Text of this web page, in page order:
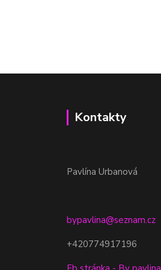
Kontakty
Pavlína Urbanová
bypavlina@seznam.cz
+420774917196